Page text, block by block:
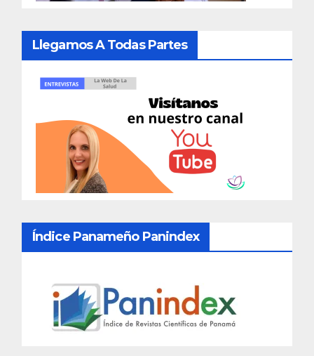
Llegamos A Todas Partes
Índice Panameño Panindex